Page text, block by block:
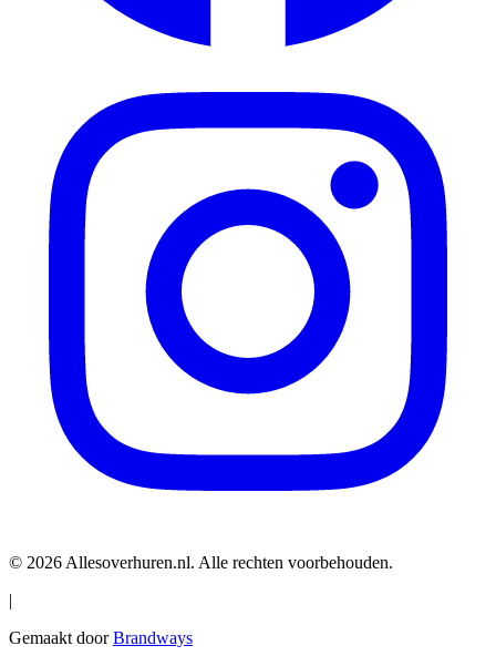
© 2026 Allesoverhuren.nl. Alle rechten voorbehouden.
|
Gemaakt doorBrandways